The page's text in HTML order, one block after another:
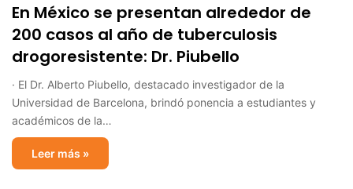
En México se presentan alrededor de
200 casos al año de tuberculosis
drogoresistente: Dr. Piubello
· El Dr. Alberto Piubello, destacado investigador de la
Universidad de Barcelona, brindó ponencia a estudiantes y
académicos de la…
Leer más »